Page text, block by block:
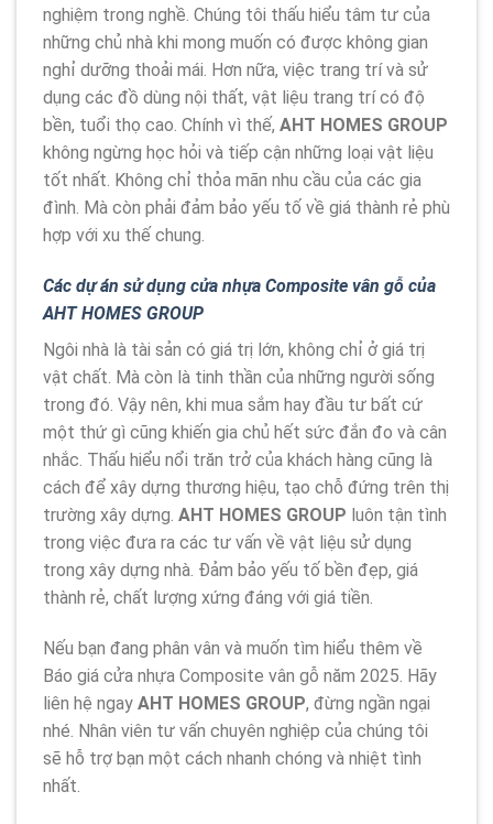
nghiệm trong nghề. Chúng tôi thấu hiểu tâm tư của
những chủ nhà khi mong muốn có được không gian
nghỉ dưỡng thoải mái. Hơn nữa, việc trang trí và sử
dụng các đồ dùng nội thất, vật liệu trang trí có độ
bền, tuổi thọ cao. Chính vì thế, AHT HOMES GROUP
không ngừng học hỏi và tiếp cận những loại vật liệu
tốt nhất. Không chỉ thỏa mãn nhu cầu của các gia
đình. Mà còn phải đảm bảo yếu tố về giá thành rẻ phù
hợp với xu thế chung.
Các dự án sử dụng cửa nhựa Composite vân gỗ của
AHT HOMES GROUP
Ngôi nhà là tài sản có giá trị lớn, không chỉ ở giá trị
vật chất. Mà còn là tinh thần của những người sống
trong đó. Vậy nên, khi mua sắm hay đầu tư bất cứ
một thứ gì cũng khiến gia chủ hết sức đắn đo và cân
nhắc. Thấu hiểu nổi trăn trở của khách hàng cũng là
cách để xây dựng thương hiệu, tạo chỗ đứng trên thị
trường xây dựng. AHT HOMES GROUP luôn tận tình
trong việc đưa ra các tư vấn về vật liệu sử dụng
trong xây dựng nhà. Đảm bảo yếu tố bền đẹp, giá
thành rẻ, chất lượng xứng đáng với giá tiền.
Nếu bạn đang phân vân và muốn tìm hiểu thêm về
Báo giá cửa nhựa Composite vân gỗ năm 2025. Hãy
liên hệ ngay AHT HOMES GROUP, đừng ngần ngại
nhé. Nhân viên tư vấn chuyên nghiệp của chúng tôi
sẽ hỗ trợ bạn một cách nhanh chóng và nhiệt tình
nhất.